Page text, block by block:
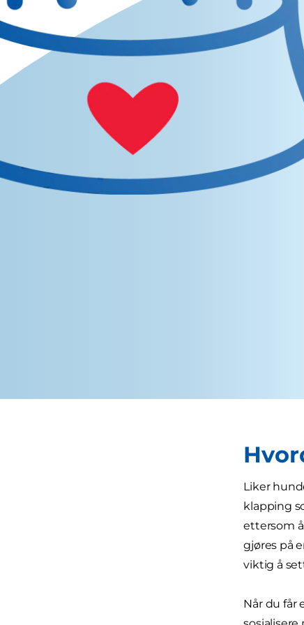
Liker
klapping
ettersom
gjøres på
viktig å
Når du får